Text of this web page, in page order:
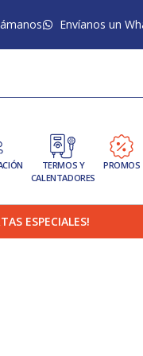
Envíanos un
TERMOS Y
CALENTADORES
PROMOS
ESPECIALES!